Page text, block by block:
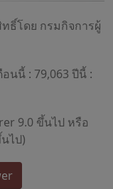
โดย กรมกิจการผู้
นนี้ : 79,063 ปีนี้ :
9.0 ขึ้นไป หรือ
ไป)